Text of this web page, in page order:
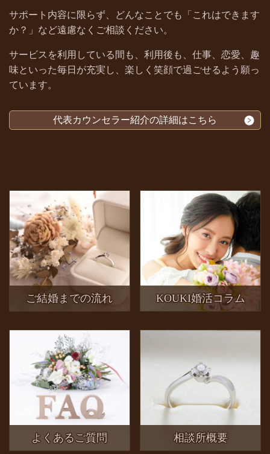
サポート内容に限らず、どんなことでも「これはできます
か？」など遠慮なくご相談ください。
サービスを利用している間も、利用後も、仕事、恋愛、趣
味といった毎日が充実し、楽しく笑顔で過ごせるよう願っ
ています。
代表カウンセラー紹介の詳細はこちら
ご結婚までの流れ KOUKI婚活コラム
よくあるご質問 相談所概要